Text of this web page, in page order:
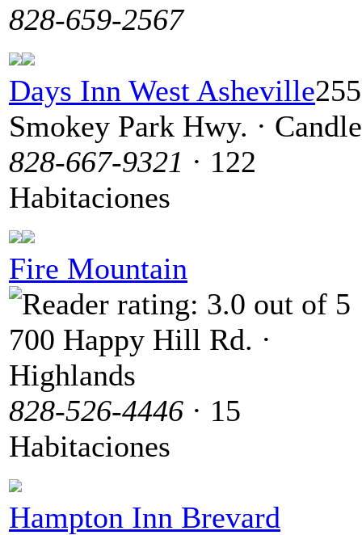
828-659-2567
Days Inn West Asheville
Smokey Park Hwy. ·
828-667-9321 · 122
Habitaciones
Fire Mountain
700 Happy Hill Rd. ·
Highlands
828-526-4446 · 15
Habitaciones
Hampton Inn Brevard